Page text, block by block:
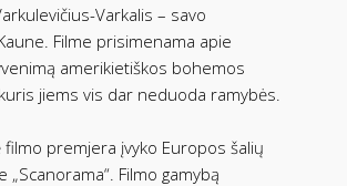
Varkalis – savo
Filme prisimenama apie
amerikietiškos bohemos
jiems vis dar neduoda ramybės.
filmo premjera įvyko Europos šalių
„Scanorama“. Filmo gamybą